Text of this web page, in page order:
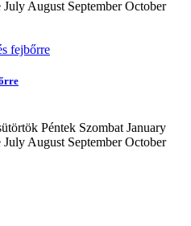
August September October
Péntek Szombat January
August September October